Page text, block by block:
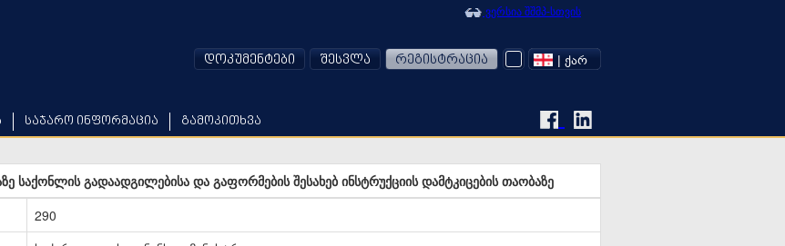
საჯარო ინფორმაცია გამოკითხვა
ვერსია შშმპ-სთვის
დოკუმენტები შესვლა რეგისტრაცია | ᲥᲐᲠ
საქონლის გადაადგილებისა და გაფორმების შესახებ ინსტრუქციის დამტკიცების თაობაზე
290